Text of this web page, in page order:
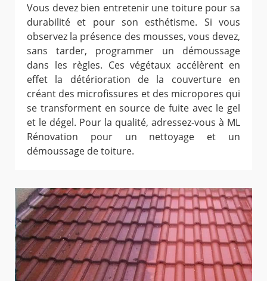
Vous devez bien entretenir une toiture pour sa
durabilité et pour son esthétisme. Si vous
observez la présence des mousses, vous devez,
sans tarder, programmer un démoussage
dans les règles. Ces végétaux accélèrent en
effet la détérioration de la couverture en
créant des microfissures et des micropores qui
se transforment en source de fuite avec le gel
et le dégel. Pour la qualité, adressez-vous à ML
Rénovation pour un nettoyage et un
démoussage de toiture.